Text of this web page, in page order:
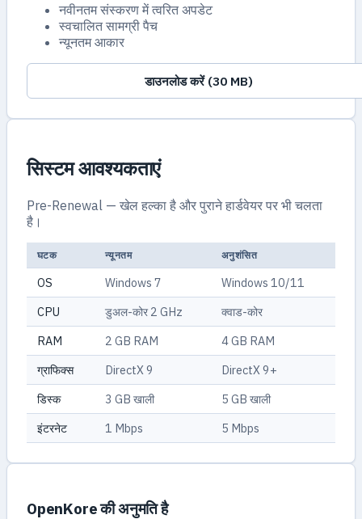
नवीनतम संस्करण में त्वरित अपडेट
स्वचालित सामग्री पैच
न्यूनतम आकार
डाउनलोड करें (30 MB)
सिस्टम आवश्यकताएं
Pre-Renewal — खेल हल्का है और पुराने हार्डवेयर पर भी चलता
है।
घटक न्यूनतम अनुशंसित
OS Windows 7
Windows 10/11
CPU
डुअल-कोर 2 GHz
क्वाड-कोर
RAM
2 GB RAM
4 GB RAM
ग्राफिक्स
DirectX 9
DirectX 9+
डिस्क
3 GB खाली
5 GB खाली
इंटरनेट
1 Mbps 5 Mbps
OpenKore की अनुमति है